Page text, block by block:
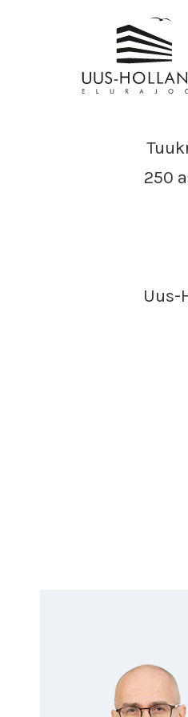
250
Uus-